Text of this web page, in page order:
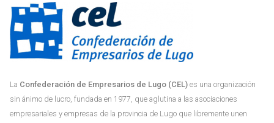
La Confederación de Empresarios de Lugo (CEL) es una organización
sin ánimo de lucro, fundada en 1977, que aglutina a las asociaciones
empresariales y empresas de la provincia de Lugo que libremente unen